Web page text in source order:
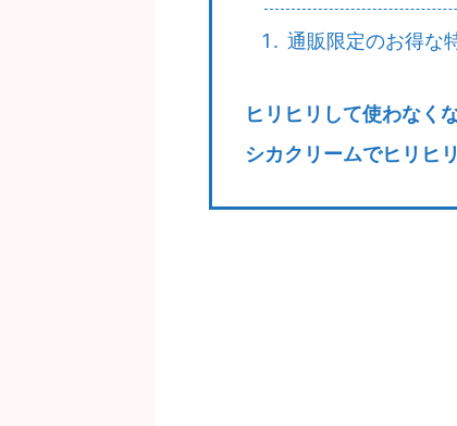
通販限定のお得な
ヒリヒリして使わなく
シカクリームでヒリヒ